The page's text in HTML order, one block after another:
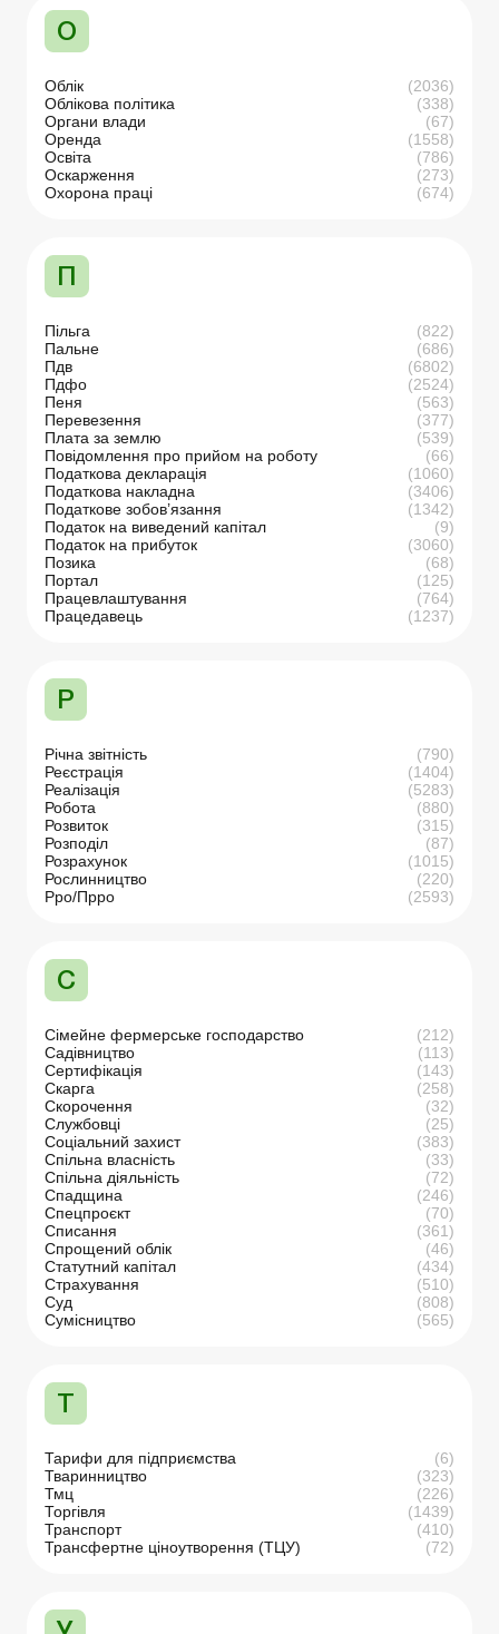
О
Облік
(2036)
Облікова політика
(338)
Органи влади
(67)
Оренда
(1558)
Освіта
(786)
Оскарження
(273)
Охорона праці
(674)
Пільга
(822)
Пальне
(686)
Пдв
(6802)
Пдфо
(2524)
Пеня
(563)
Перевезення
(377)
Плата за землю
(539)
Повідомлення про прийом на роботу
(66)
Податкова декларація
(1060)
Податкова накладна
(3406)
Податкове зобов’язання
(1342)
Податок на виведений капітал
(9)
Податок на прибуток
(3060)
Позика
(68)
Портал
(125)
Працевлаштування
(764)
Працедавець
(1237)
Р
Річна звітність
(790)
Реєстрація
(1404)
Реалізація
(5283)
Робота
(880)
Розвиток
(315)
Розподіл
(87)
Розрахунок
(1015)
Рослинництво
(220)
Рро/Прро
(2593)
С
Сімейне фермерське господарство
(212)
Садівництво
(113)
Сертифікація
(143)
Скарга
(258)
Скорочення
(32)
Службовці
(25)
Соціальний захист
(383)
Спільна власність
(33)
Спільна діяльність
(72)
Спадщина
(246)
Спецпроєкт
(70)
Списання
(361)
Спрощений облік
(46)
Статутний капітал
(434)
Страхування
(510)
Суд
(808)
Сумісництво
(565)
Тарифи для підприємства
(6)
Тваринництво
(323)
Тмц
(226)
Торгівля
(1439)
Транспорт
(410)
Трансфертне ціноутворення (ТЦУ)
(72)